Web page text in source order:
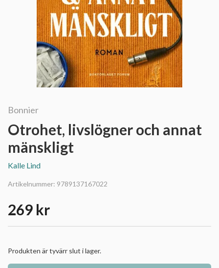
Bonnier
Otrohet, livslögner och annat
mänskligt
Kalle Lind
Artikelnummer: 9789137167022
269 kr
Produkten är tyvärr slut i lager.